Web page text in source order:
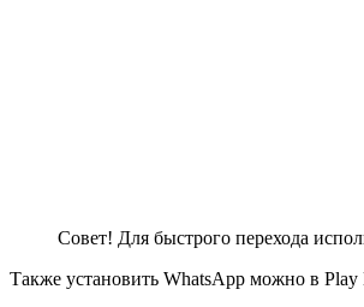
Совет! Для быстрого перехода
Также установить WhatsApp можно в